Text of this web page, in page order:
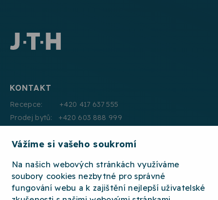
Vážíme si vašeho soukromí
Na našich webových stránkách využíváme
soubory cookies nezbytné pro správné
fungování webu a k zajištění nejlepší uživatelské
KONTAKT
Recepce: +420 417 637 555
Prodej bytů: +420 603 888 999
E:mail: info@jth.cz